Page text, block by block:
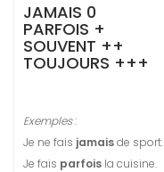
JAMAIS 0
PARFOIS +
SOUVENT ++
TOUJOURS +++
Exemples:
Je ne fais jamaisde sport.
Je fais parfois la cuisine.